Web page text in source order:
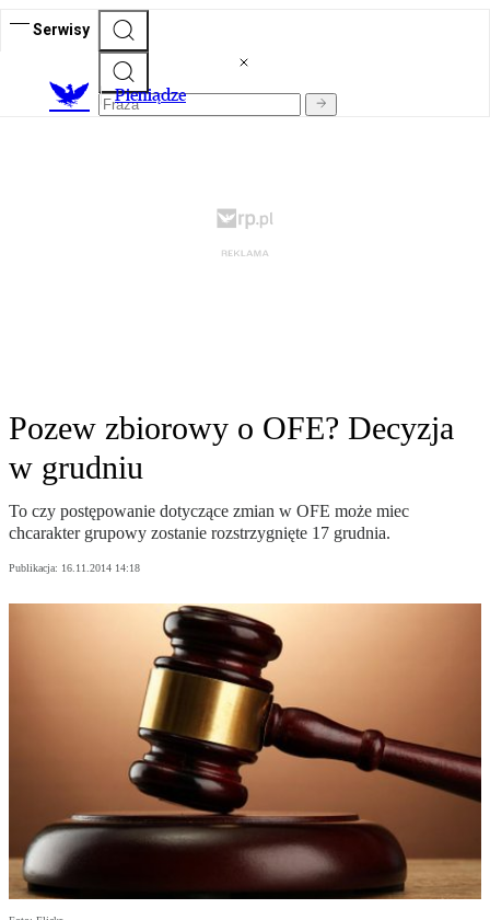
Serwisy
Pieniądze
Pozew zbiorowy o OFE? Decyzja
w grudniu
To czy postępowanie dotyczące zmian w OFE może miec
chcarakter grupowy zostanie rozstrzygnięte 17 grudnia.
Publikacja: 16.11.2014 14:18